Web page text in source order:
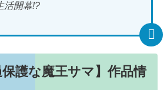
活開幕!?
保護な魔王サマ】作品情